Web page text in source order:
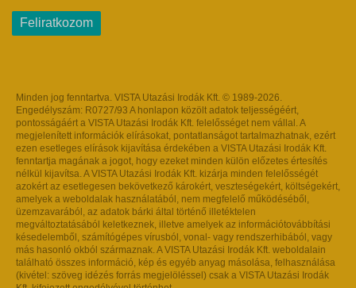
Feliratkozom
Minden jog fenntartva. VISTA Utazási Irodák Kft. © 1989-2026.
Engedélyszám: R0727/93 A honlapon közölt adatok teljességéért,
pontosságáért a VISTA Utazási Irodák Kft. felelősséget nem vállal. A
megjelenített információk elírásokat, pontatlanságot tartalmazhatnak, ezért
ezen esetleges elírások kijavítása érdekében a VISTA Utazási Irodák Kft.
fenntartja magának a jogot, hogy ezeket minden külön előzetes értesítés
nélkül kijavítsa. A VISTA Utazási Irodák Kft. kizárja minden felelősségét
azokért az esetlegesen bekövetkező károkért, veszteségekért, költségekért,
amelyek a weboldalak használatából, nem megfelelő működéséből,
üzemzavarából, az adatok bárki által történő illetéktelen
megváltoztatásából keletkeznek, illetve amelyek az információtovábbítási
késedelemből, számítógépes vírusból, vonal- vagy rendszerhibából, vagy
más hasonló okból származnak. A VISTA Utazási Irodák Kft. weboldalain
található összes információ, kép és egyéb anyag másolása, felhasználása
(kivétel: szöveg idézés forrás megjelöléssel) csak a VISTA Utazási Irodák